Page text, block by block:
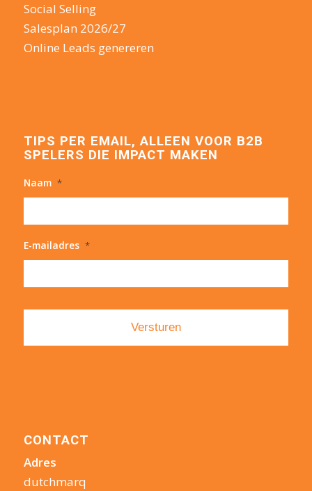
Social Selling
Salesplan 2026/27
Online Leads genereren
TIPS PER EMAIL, ALLEEN VOOR B2B
SPELERS DIE IMPACT MAKEN
Naam *
E-mailadres *
CONTACT
Adres
dutchmarq